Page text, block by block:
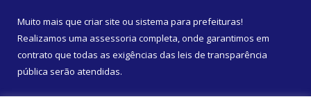
Muito mais que criar site ou sistema para prefeituras!
Realizamos uma assessoria completa, onde garantimos em
contrato que todas as exigências das leis de transparência
pública serão atendidas.